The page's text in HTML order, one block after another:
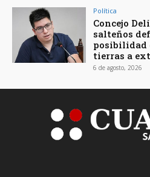
Política
Concejo
salteños
posibilidad
tierras a
6 de agosto, 2026